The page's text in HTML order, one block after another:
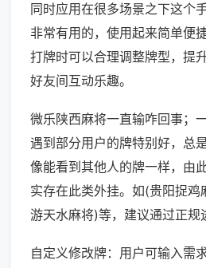
同时应用在很多场景之下这个
非常有用的，使用起来简单便
打牌时可以合理调整牌型，提
好友间互动乐趣。
微乐陕西麻将一直输咋回事；
遇到部分用户的牌特别好，总
像能看到其他人的牌一样，由
实存在此类外挂。如(贵阳捉鸡
游天水麻将)等，建议通过正规
自定义修改牌：用户可输入需